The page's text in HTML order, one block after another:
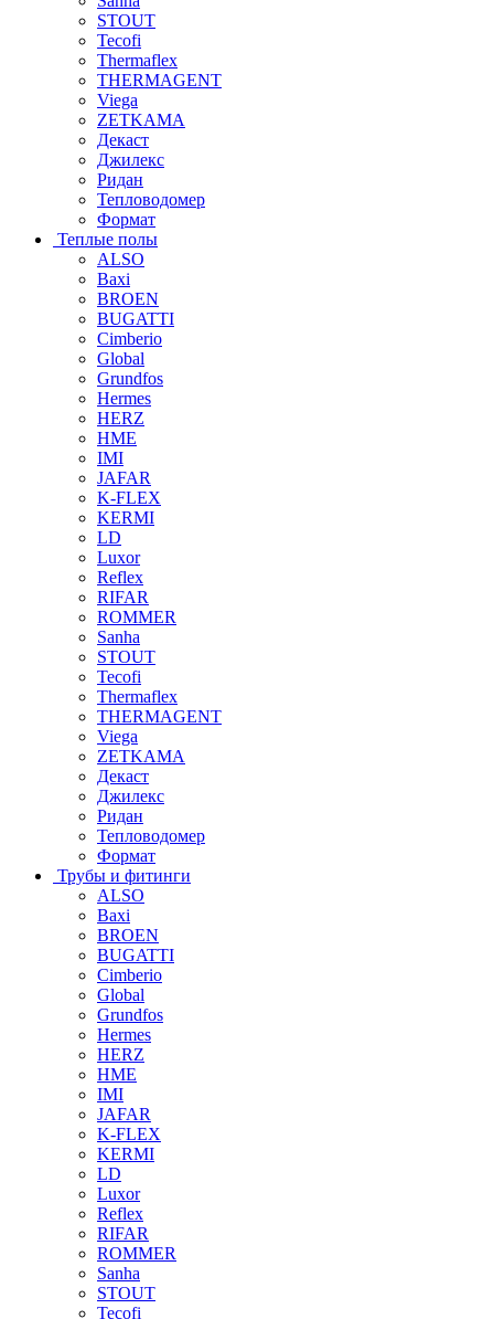
STOUT
Tecofi
Thermaflex
THERMAGENT
Viega
ZETKAMA
Декаст
Джилекс
Ридан
Тепловодомер
Формат
Теплые полы
ALSO
Baxi
BROEN
BUGATTI
Cimberio
Global
Grundfos
Hermes
HERZ
HME
IMI
JAFAR
K-FLEX
KERMI
LD
Luxor
Reflex
RIFAR
ROMMER
Sanha
STOUT
Tecofi
Thermaflex
THERMAGENT
Viega
ZETKAMA
Декаст
Джилекс
Ридан
Тепловодомер
Формат
Трубы и фитинги
ALSO
Baxi
BROEN
BUGATTI
Cimberio
Global
Grundfos
Hermes
HERZ
HME
IMI
JAFAR
K-FLEX
KERMI
LD
Luxor
Reflex
RIFAR
ROMMER
Sanha
STOUT
Tecofi